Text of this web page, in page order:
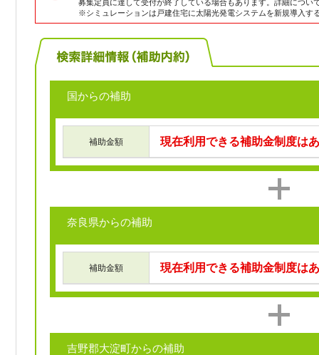
募集定員に達して受付が終了している場合もあります。詳細につい
※シミュレーションは戸建住宅に太陽光発電システムを新規導入す
国からの補助
補助金額 現在利用できる補助金制度は
奈良県からの補助
補助金額 現在利用できる補助金制度は
吉野郡大淀町からの補助